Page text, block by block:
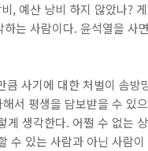
, 예산 낭비 하지 않았나?
는 사람이다. 윤석열을 사
큼 사기에 대한 처벌이 솜
서 평생을 담보받을 수 있
게 생각한다. 어쩔 수 없는
수 있는 사람과 아닌 사람